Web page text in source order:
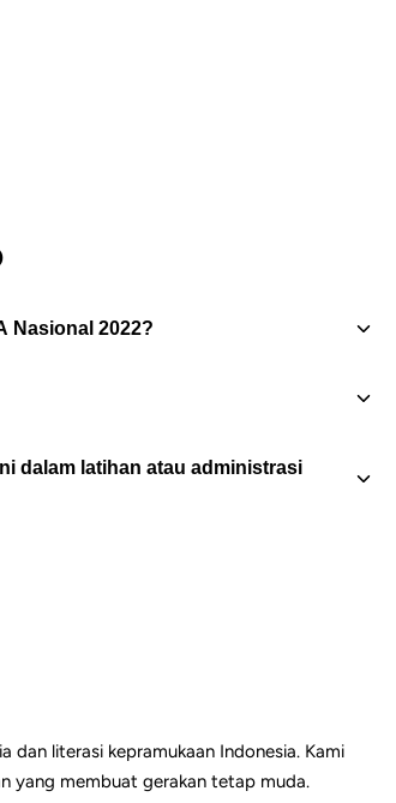
Nasional 2022?
peserta didik, pengurus gugus
dalam latihan atau administrasi
literasi kepramukaan Indonesia. Kami
yang membuat gerakan tetap muda.